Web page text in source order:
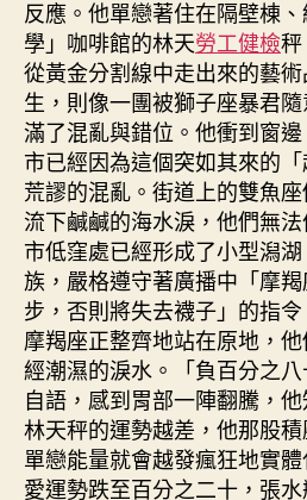
反應。他單戀著住在隔壁棟
學」咖啡館的林天勞工健檢
從黃金分割線中走出來的藝
生，則像一團被獅子座暴君
滿了混亂與錯位。他衝到窗
市已經因為這個突如其來的
荒謬的混亂。街道上的雙魚
流下鹹鹹的海水淚，他們無
市低窪處已經形成了小型潟
族，嚴格遵守著廣播中「摩
步，否則將失去襪子」的指
摩羯座正整齊地站在原地，
經潮濕的淚水。「負百分之
自語，感到胃部一陣翻騰，
林天秤的運勢越差，他那股
單戀能量就會越發瘋狂地實
愛運勢跌至百分之二十，張